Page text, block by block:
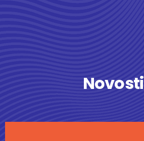
Novosti